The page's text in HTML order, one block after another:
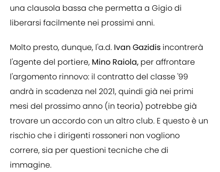
una clausola bassa che permetta a Gigio di
liberarsi facilmente nei prossimi anni.
Molto presto, dunque, l'a.d. Ivan Gazidis incontrerà
l'agente del portiere, Mino Raiola, per affrontare
l'argomento rinnovo: il contratto del classe '99
andrà in scadenza nel 2021, quindi già nei primi
mesi del prossimo anno (in teoria) potrebbe già
trovare un accordo con un altro club. E questo è un
rischio che i dirigenti rossoneri non vogliono
correre, sia per questioni tecniche che di
immagine.